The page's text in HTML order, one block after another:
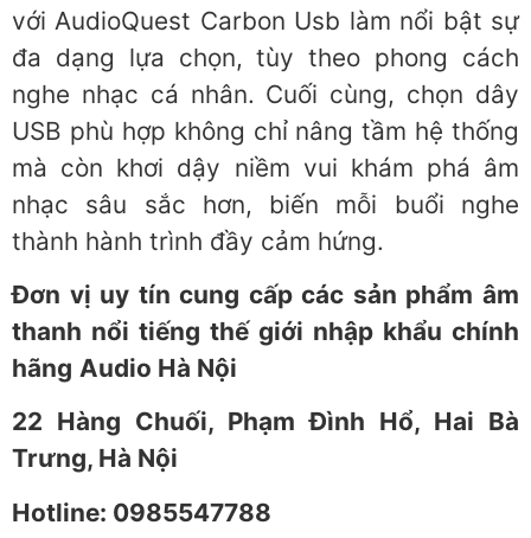
với AudioQuest Carbon Usb làm nổi bật sự
đa dạng lựa chọn, tùy theo phong cách
nghe nhạc cá nhân. Cuối cùng, chọn dây
USB phù hợp không chỉ nâng tầm hệ thống
mà còn khơi dậy niềm vui khám phá âm
nhạc sâu sắc hơn, biến mỗi buổi nghe
thành hành trình đầy cảm hứng.
Đơn vị uy tín cung cấp các sản phẩm âm
thanh nổi tiếng thế giới nhập khẩu chính
hãng Audio Hà Nội
22 Hàng Chuối, Phạm Đình Hổ, Hai Bà
Trưng, Hà Nội
Hotline: 0985547788